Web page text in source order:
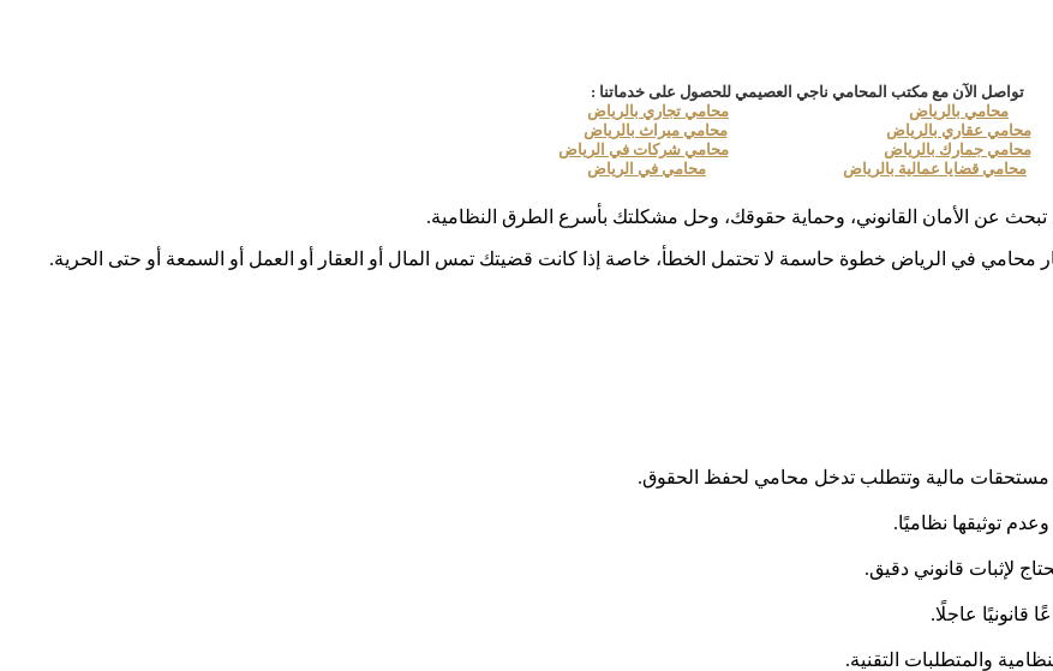
تواصل الآن مع مكتب المحامي ناجي العصيمي للحصول على خدماتنا :
محامي بالرياض
محامي تجاري بالرياض
محامي عقاري بالرياض
محامي ميراث بالرياض
محامي جمارك بالرياض
محامي شركات في الرياض
محامي قضايا عمالية بالرياض
محامي في الرياض
محامي في الرياض خطوة حاسمة لا تحتمل الخطأ، خاصة إذا كانت قضيتك تمس المال أو العقار أو العمل أو السمعة أو حتى الحرية.
مالية وتتطلب تدخل محامي لحفظ الحقوق.
توثيقها نظاميًا.
لإثبات قانوني دقيق.
عاجلًا.
والمتطلبات التقنية.